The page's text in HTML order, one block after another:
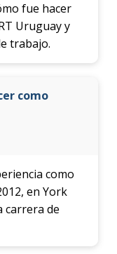
fue hacer
Uruguay y
trabajo.
como
como
en York
carrera de